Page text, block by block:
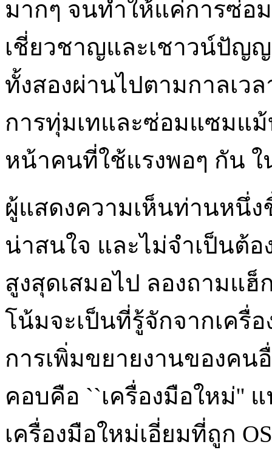
มากๆ จนทำให้แค่การซ่อ
เชี่ยวชาญและเชาวน์ปัญ
ทั้งสองผ่านไปตามกาลเว
การทุ่มเทและซ่อมแซมแ
หน้าคนที่ใช้แรงพอๆ กัน ใ
ผู้แสดงความเห็นท่านหนึ่
น่าสนใจ และไม่จำเป็นต้
สูงสุดเสมอไป ลองถามแ
โน้มจะเป็นที่รู้จักจากเครื่
การเพิ่มขยายงานของคน
คอบคือ ``เครื่องมือใหม่''
เครื่องมือใหม่เอี่ยมที่ถูก